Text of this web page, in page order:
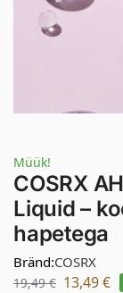
Müük!
COSRX
Liquid –
hapetega
Bränd:COSRX
19,49€ 13,49€